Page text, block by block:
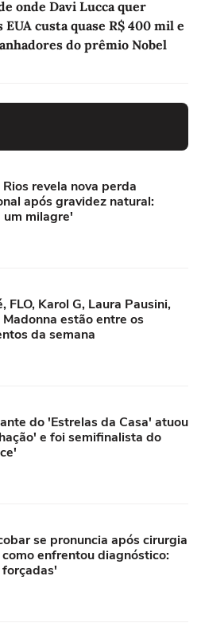
onde Davi Lucca quer
custa quase R$ 400 mil e
do prêmio Nobel
revela nova perda
após gravidez natural:
um milagre'
FLO, Karol G, Laura Pausini,
Madonna estão entre os
da semana
do 'Estrelas da Casa' atuou
e foi semifinalista do
se pronuncia após cirurgia
enfrentou diagnóstico: